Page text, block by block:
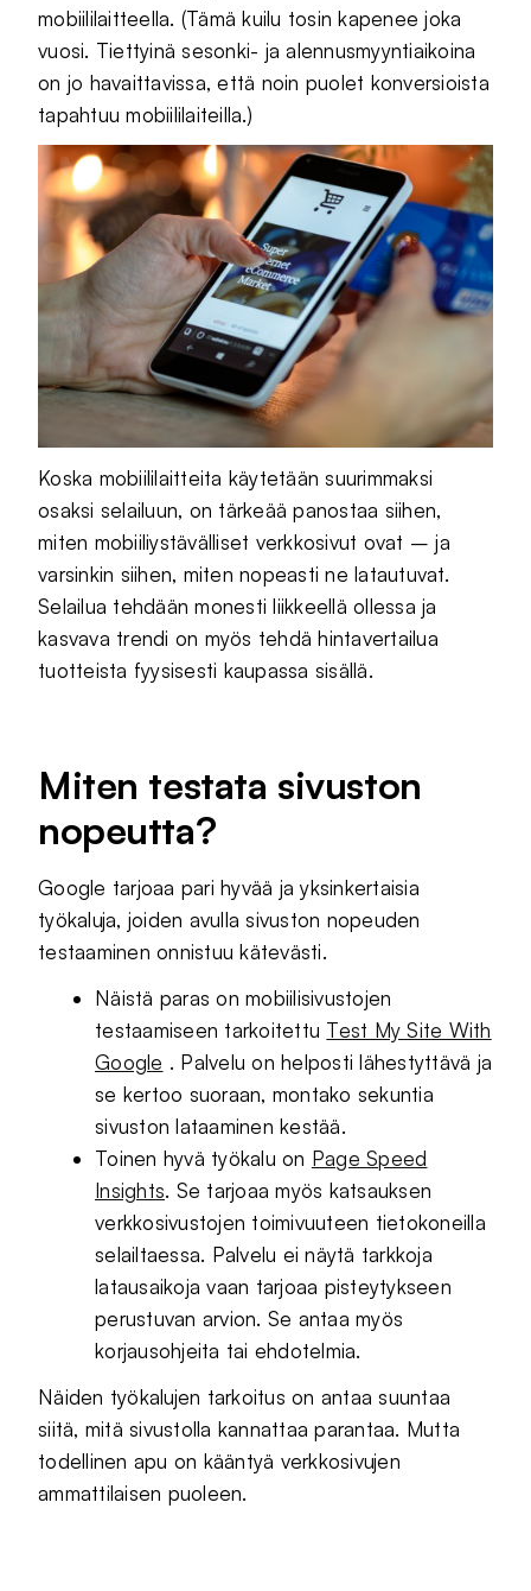
mobiililaitteella. (Tämä kuilu tosin kapenee joka
vuosi. Tiettyinä sesonki- ja alennusmyyntiaikoina
on jo havaittavissa, että noin puolet konversioista
tapahtuu mobiililaiteilla.)
Koska mobiililaitteita käytetään suurimmaksi
osaksi selailuun, on tärkeää panostaa siihen,
miten mobiiliystävälliset verkkosivut ovat – ja
varsinkin siihen, miten nopeasti ne latautuvat.
Selailua tehdään monesti liikkeellä ollessa ja
kasvava trendi on myös tehdä hintavertailua
tuotteista fyysisesti kaupassa sisällä.
Miten testata sivuston
nopeutta?
Google tarjoaa pari hyvää ja yksinkertaisia
työkaluja, joiden avulla sivuston nopeuden
testaaminen onnistuu kätevästi.
Näistä paras on mobiilisivustojen
testaamiseen tarkoitettu Test My Site With
Google . Palvelu on helposti lähestyttävä ja
se kertoo suoraan, montako sekuntia
sivuston lataaminen kestää.
Toinen hyvä työkalu on Page Speed
Insights. Se tarjoaa myös katsauksen
verkkosivustojen toimivuuteen tietokoneilla
selailtaessa. Palvelu ei näytä tarkkoja
latausaikoja vaan tarjoaa pisteytykseen
perustuvan arvion. Se antaa myös
korjausohjeita tai ehdotelmia.
Näiden työkalujen tarkoitus on antaa suuntaa
siitä, mitä sivustolla kannattaa parantaa. Mutta
todellinen apu on kääntyä verkkosivujen
ammattilaisen puoleen.